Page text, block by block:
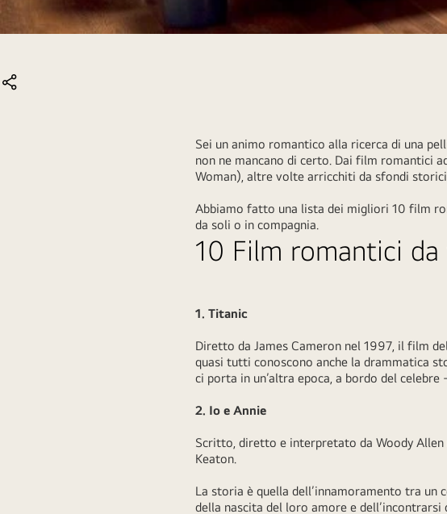
Sei un animo romantico alla ricerca di una
non ne mancano di certo. Dai film romantici
Woman), altre volte arricchiti da sfondi
Abbiamo fatto una lista dei migliori 10 film
da soli o in compagnia.
10 Film romantici
1. Titanic
Diretto da James Cameron nel 1997, il film
quasi tutti conoscono anche la drammatica
ci porta in un’altra epoca, a bordo del
2. Io e Annie
Scritto, diretto e interpretato da Woody
Keaton.
La storia è quella dell’innamoramento tra un
della nascita del loro amore e